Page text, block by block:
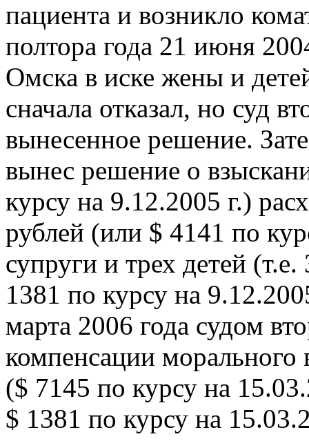
пациента и возникло
полтора года 21 июня
Омска в иске жены и
сначала отказал, но суд
вынесенное решение.
вынес решение о
курсу на 9.12.2005 г.)
рублей (или $ 4141 по
супруги и трех детей
1381 по курсу на
марта 2006 года судом
компенсации морального
($ 7145 по курсу на
$ 1381 по курсу на